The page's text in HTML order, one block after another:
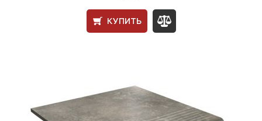
КУПИТЬ